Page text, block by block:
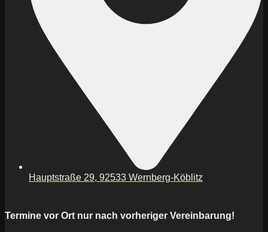
Hauptstraße 29, 92533 Wernberg-Köblitz
Termine vor Ort nur nach vorheriger Vereinbarung!